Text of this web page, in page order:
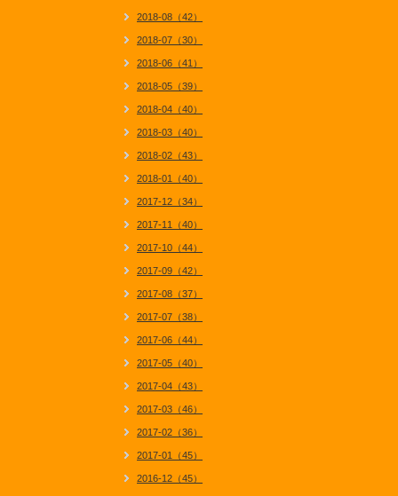
2018-08（42）
2018-07（30）
2018-06（41）
2018-05（39）
2018-04（40）
2018-03（40）
2018-02（43）
2018-01（40）
2017-12（34）
2017-11（40）
2017-10（44）
2017-09（42）
2017-08（37）
2017-07（38）
2017-06（44）
2017-05（40）
2017-04（43）
2017-03（46）
2017-02（36）
2017-01（45）
2016-12（45）